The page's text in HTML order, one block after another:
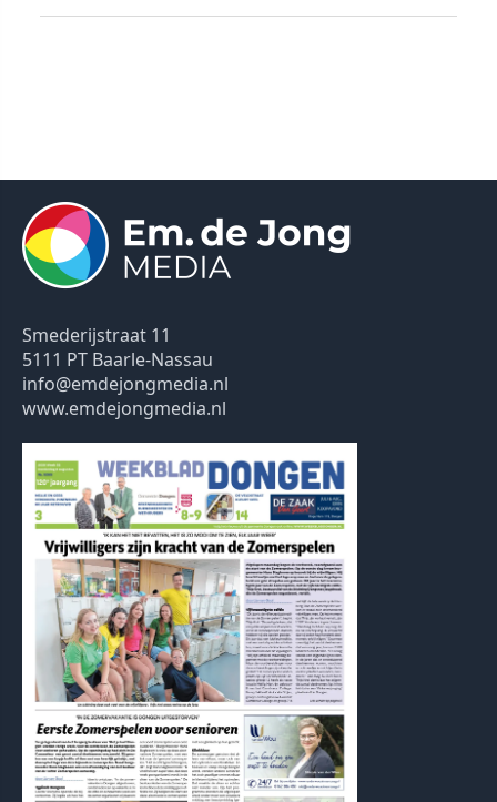
Smederijstraat 11
5111 PT Baarle-Nassau
info@emdejongmedia.nl
www.emdejongmedia.nl